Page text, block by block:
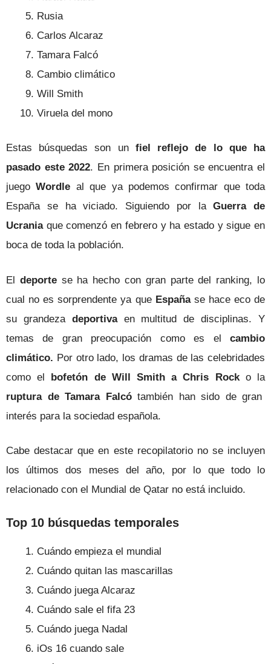
Rusia
Carlos Alcaraz
Tamara Falcó
Cambio climático
Will Smith
Viruela del mono
Estas búsquedas son un fiel reflejo de lo que ha
pasado este 2022. En primera posición se encuentra el
juegoWordle al que ya podemos confirmar que toda
España se ha viciado. Siguiendo por laGuerra de
Ucraniaque comenzó en febrero y ha estado y sigue en
boca de toda la población.
El deportese ha hecho con gran parte del ranking, lo
cual no es sorprendente ya que Españase hace eco de
su grandeza deportivaen multitud de disciplinas. Y
temas de gran preocupación como es el cambio
climático. Por otro lado, los dramas de las celebridades
como el bofetón de Will Smith a Chris Rocko la
ruptura de Tamara Falcótambién han sido de gran
interés para la sociedad española.
Cabe destacar que en este recopilatorio no se incluyen
los últimos dos meses del año, por lo que todo lo
relacionado con el Mundial de Qatar no está incluido.
Top 10 búsquedas temporales
Cuándo empieza el mundial
Cuándo quitan las mascarillas
Cuándo juega Alcaraz
Cuándo sale el fifa 23
Cuándo juega Nadal
iOs 16 cuando sale